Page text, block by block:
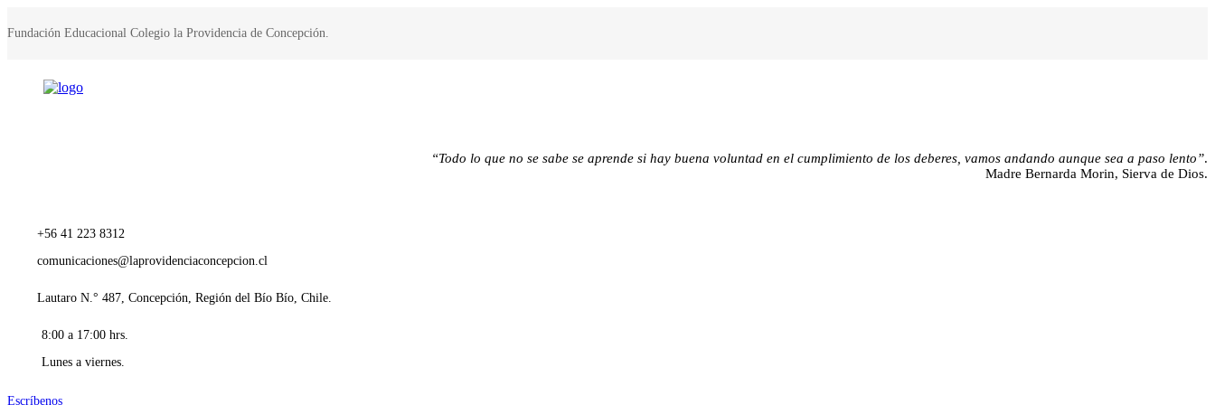
Fundación Educacional Colegio la Providencia de Concepción.
“Todo lo que no se sabe se aprende si hay buena voluntad en el cumplimiento de los deberes, vamos andando aunque sea a paso lento”.
Madre Bernarda Morin, Sierva de Dios.
+56 41 223 8312
comunicaciones@laprovidenciaconcepcion.cl
Lautaro N.° 487, Concepción, Región del Bío Bío, Chile.
8:00 a 17:00 hrs.
Lunes a viernes.
Escríbenos